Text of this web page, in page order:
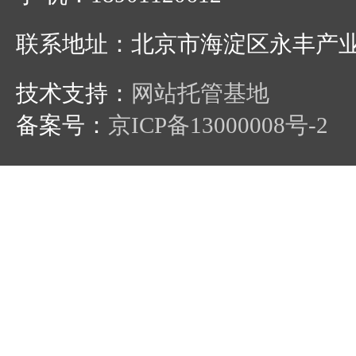
联系地址：北京市海淀区永丰产
技术支持： 网站托管基地
备案号： 京ICP备13000008号-2